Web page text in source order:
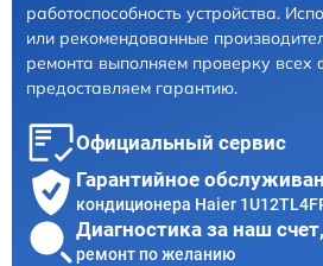
работоспособность устройства.
или рекомендованные
ремонта выполняем проверку всех
предоставляем гарантию.
Официальный сервис
Гарантийное
кондиционера Haier
Диагностика за наш счет,
ремонт по желанию